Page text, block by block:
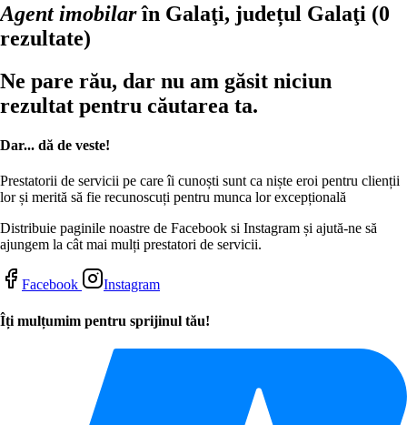
Agent imobilarîn Galaţi, județul Galaţi (0
rezultate)
Ne pare rău, dar nu am găsit niciun
rezultat pentru căutarea ta.
Dar... dă de veste!
Prestatorii de servicii pe care îi cunoști sunt ca niște eroi pentru clienții
lor și merită să fie recunoscuți pentru munca lor excepțională
Distribuie paginile noastre de Facebook si Instagram și ajută-ne să
ajungem la cât mai mulți prestatori de servicii.
Facebook Instagram
Îți mulțumim pentru sprijinul tău!